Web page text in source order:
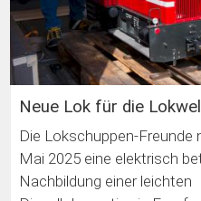
Neue Lok für die
Die Lokschuppen-Freunde
Mai 2025 eine elektrisch
Nachbildung einer leichten